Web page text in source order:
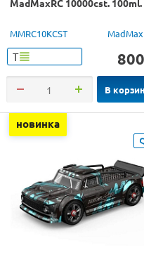
MMRC10KCST
Т 800
В
новинка